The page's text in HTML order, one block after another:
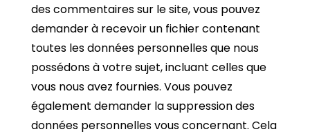
des commentaires sur le site, vous pouvez
demander à recevoir un fichier contenant
toutes les données personnelles que nous
possédons à votre sujet, incluant celles que
vous nous avez fournies. Vous pouvez
également demander la suppression des
données personnelles vous concernant. Cela